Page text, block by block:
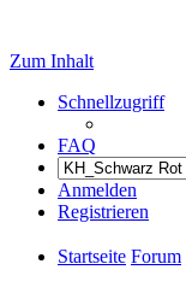
Zum Inhalt
Schnellzugriff
FAQ
Anmelden
Registrieren
Startseite Forum